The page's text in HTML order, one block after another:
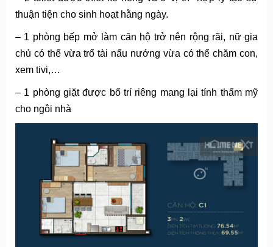
thuận tiện cho sinh hoạt hằng ngày.
– 1 phòng bếp mở làm căn hộ trở nên rộng rãi, nữ gia
chủ có thể vừa trổ tài nấu nướng vừa có thể chăm con,
xem tivi,…
– 1 phòng giặt được bố trí riêng mang lại tính thẩm mỹ
cho ngôi nhà